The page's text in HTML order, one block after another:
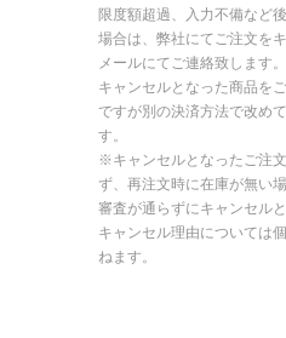
限度額超過、入力不備など
場合は、弊社にてご注文を
メールにてご連絡致します。
キャンセルとなった商品を
ですが別の決済方法で改め
す。
※キャンセルとなったご注
ず、再注文時に在庫が無い
審査が通らずにキャンセル
キャンセル理由については
ねます。